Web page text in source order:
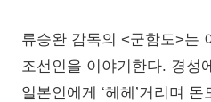
류승완 감독의 <군함도>는
조선인을 이야기한다. 경성
일본인에게 ‘헤헤’거리며